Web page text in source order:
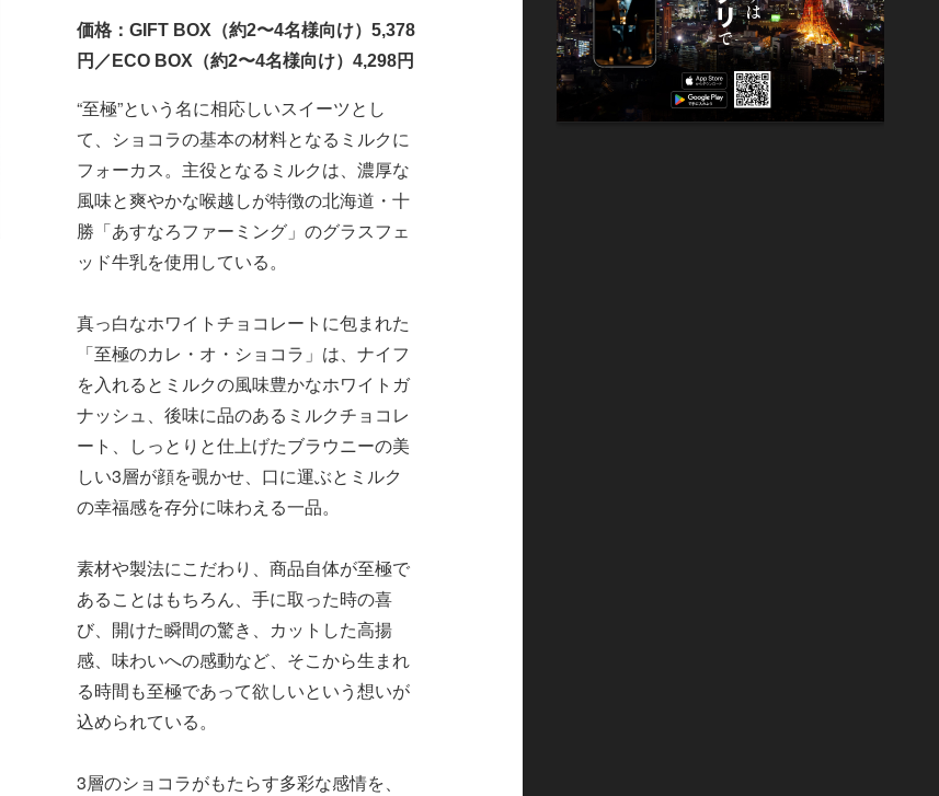
価格：GIFT BOX（約2〜4名様向け）5,378
円／ECO BOX（約2〜4名様向け）4,298円
“至極”という名に相応しいスイーツとし
て、ショコラの基本の材料となるミルクに
フォーカス。主役となるミルクは、濃厚な
風味と爽やかな喉越しが特徴の北海道・十
勝「あすなろファーミング」のグラスフェ
ッド牛乳を使用している。
真っ白なホワイトチョコレートに包まれた
「至極のカレ・オ・ショコラ」は、ナイフ
を入れるとミルクの風味豊かなホワイトガ
ナッシュ、後味に品のあるミルクチョコレ
ート、しっとりと仕上げたブラウニーの美
しい3層が顔を覗かせ、口に運ぶとミルク
の幸福感を存分に味わえる一品。
素材や製法にこだわり、商品自体が至極で
あることはもちろん、手に取った時の喜
び、開けた瞬間の驚き、カットした高揚
感、味わいへの感動など、そこから生まれ
る時間も至極であって欲しいという想いが
込められている。
3層のショコラがもたらす多彩な感情を、